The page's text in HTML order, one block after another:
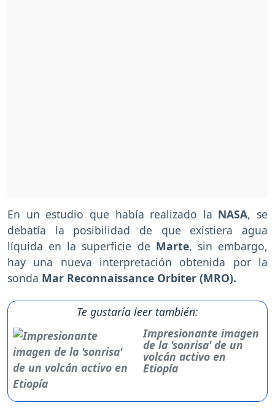
En un estudio que había realizado la NASA, se
debatía la posibilidad de que existiera agua
líquida en la superficie de Marte, sin embargo,
hay una nueva interpretación obtenida por la
sonda Mar Reconnaissance Orbiter (MRO).
Te gustaría leer también:
Impresionante imagen
de la 'sonrisa' de un
volcán activo en
Etiopía